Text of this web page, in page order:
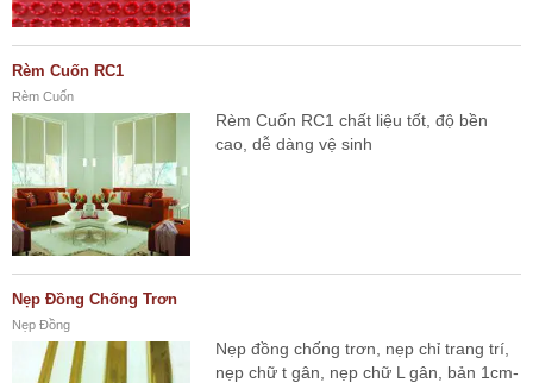
Rèm Cuốn RC1
Rèm Cuốn
Rèm Cuốn RC1 chất liệu tốt, độ bền
cao, dễ dàng vệ sinh
Nẹp Đồng Chống Trơn
Nẹp Đồng
Nẹp đồng chống trơn, nẹp chỉ trang trí,
nẹp chữ t gân, nẹp chữ L gân, bản 1cm-